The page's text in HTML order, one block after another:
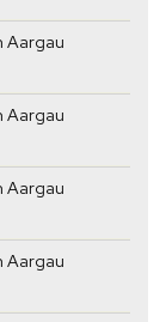
Aargau
Aargau
Aargau
Aargau